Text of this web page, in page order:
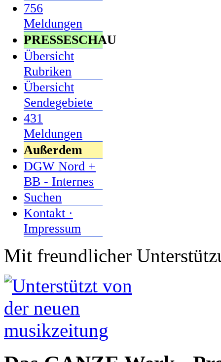
756
Meldungen
PRESSESCHAU
Übersicht
Rubriken
Übersicht
Sendegebiete
431
Meldungen
Außerdem
DGW Nord +
BB - Internes
Suchen
Kontakt ·
Impressum
Mit freundlicher